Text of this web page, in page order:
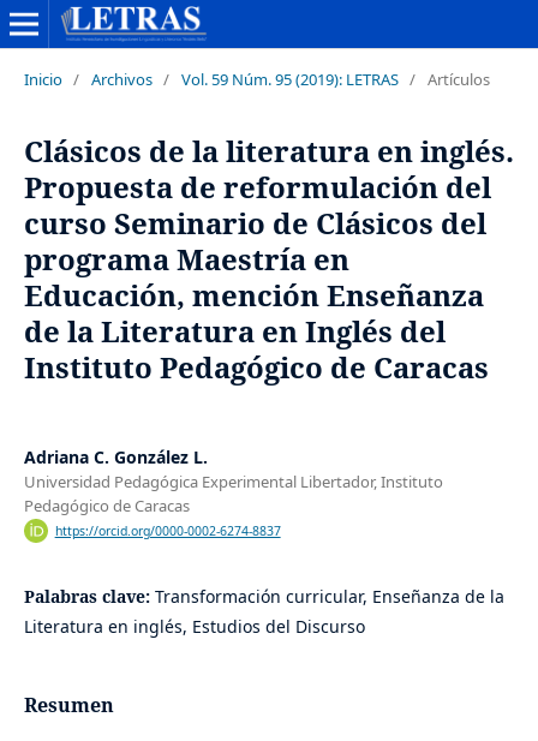
Inicio / Archivos / Vol. 59 Núm. 95 (2019): LETRAS / Artículos
Clásicos de la literatura en inglés.
Propuesta de reformulación del
curso Seminario de Clásicos del
programa Maestría en
Educación, mención Enseñanza
de la Literatura en Inglés del
Instituto Pedagógico de Caracas
Adriana C. González L.
Universidad Pedagógica Experimental Libertador, Instituto
Pedagógico de Caracas
https://orcid.org/0000-0002-6274-8837
Palabras clave: Transformación curricular, Enseñanza de la
Literatura en inglés, Estudios del Discurso
Resumen